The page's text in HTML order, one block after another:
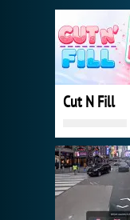
Cut N Fill